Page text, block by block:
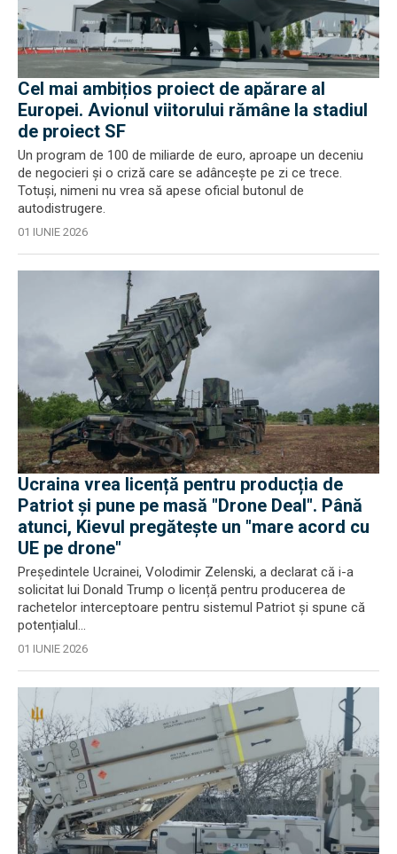
Cel mai ambițios proiect de apărare al
Europei. Avionul viitorului rămâne la stadiul
de proiect SF
Un program de 100 de miliarde de euro, aproape un deceniu
de negocieri și o criză care se adâncește pe zi ce trece.
Totuși, nimeni nu vrea să apese oficial butonul de
autodistrugere.
01 IUNIE 2026
Ucraina vrea licență pentru producția de
Patriot și pune pe masă "Drone Deal". Până
atunci, Kievul pregătește un "mare acord cu
UE pe drone"
Președintele Ucrainei, Volodimir Zelenski, a declarat că i-a
solicitat lui Donald Trump o licență pentru producerea de
rachetelor interceptoare pentru sistemul Patriot și spune că
potențialul...
01 IUNIE 2026